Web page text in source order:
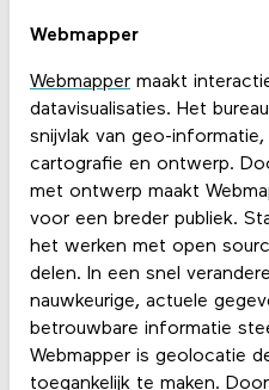
Webmapper
Webmappermaakt
datavisualisaties. Het
snijvlak van geo-
cartografie en ontwerp.
met ontwerp maakt
voor een breder publiek.
het werken met open
delen. In een snel
nauwkeurige, actuele
betrouwbare informatie
Webmapper is geolocatie
toegankelijk te maken.